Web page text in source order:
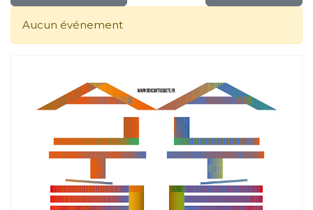
Aucun événement